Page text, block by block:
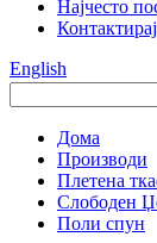
Најчесто
English
Дома
Производи
Плетена
Слободен
Поли спун